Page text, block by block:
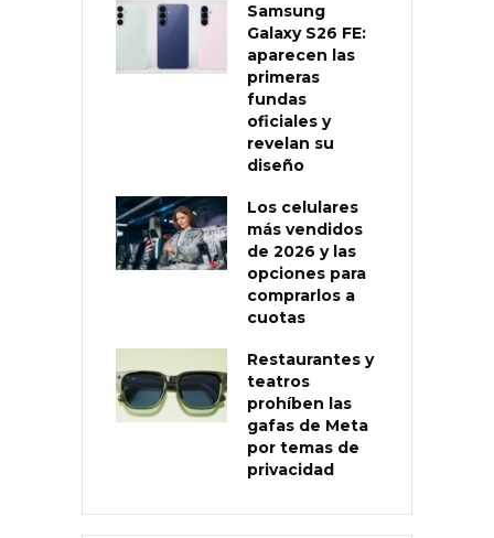
Samsung
Galaxy S26 FE:
aparecen las
primeras
fundas
oficiales y
revelan su
diseño
Los celulares
más vendidos
de 2026 y las
opciones para
comprarlos a
cuotas
Restaurantes y
teatros
prohíben las
gafas de Meta
por temas de
privacidad